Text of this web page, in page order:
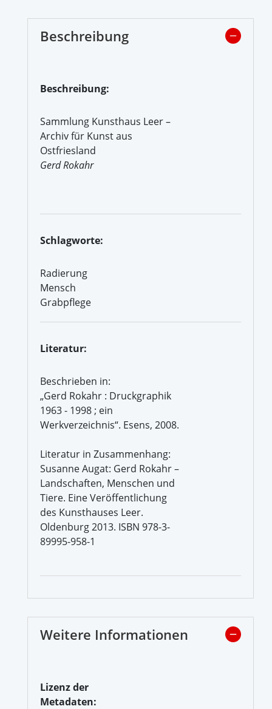
Beschreibung
Beschreibung:
Sammlung Kunsthaus Leer –
Archiv für Kunst aus
Ostfriesland
Gerd Rokahr
Schlagworte:
Radierung
Mensch
Grabpflege
Literatur:
Beschrieben in:
„Gerd Rokahr : Druckgraphik
1963 - 1998 ; ein
Werkverzeichnis“. Esens, 2008.
Literatur in Zusammenhang:
Susanne Augat: Gerd Rokahr –
Landschaften, Menschen und
Tiere. Eine Veröffentlichung
des Kunsthauses Leer.
Oldenburg 2013. ISBN 978-3-
89995-958-1
Weitere Informationen
Lizenz der
Metadaten: